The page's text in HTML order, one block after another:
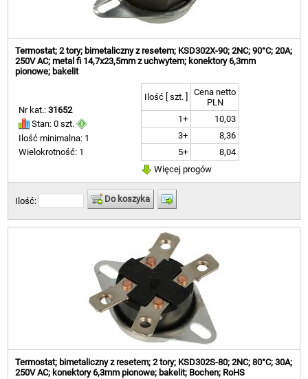
Termostat; 2 tory; bimetaliczny z resetem; KSD302X-90; 2NC; 90°C; 20A;
250V AC; metal fi 14,7x23,5mm z uchwytem; konektory 6,3mm
pionowe; bakelit
Nr kat.:31652
Stan: 0 szt.
Ilość minimalna: 1
Wielokrotność: 1
Ilość [ szt. ]
Cena netto
PLN
1+
10,03
3+
8,36
5+
8,04
Więcej progów
Ilość: Do koszyka
Termostat; bimetaliczny z resetem; 2 tory; KSD302S-80; 2NC; 80°C; 30A;
250V AC; konektory 6,3mm pionowe; bakelit; Bochen; RoHS